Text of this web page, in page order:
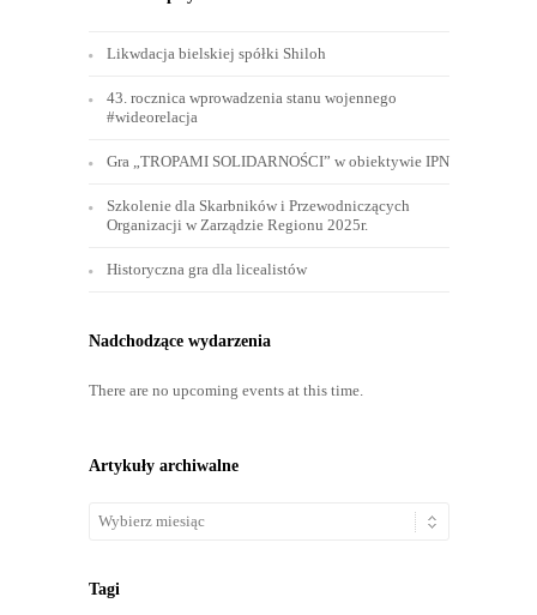
Likwdacja bielskiej spółki Shiloh
43. rocznica wprowadzenia stanu wojennego
#wideorelacja
Gra „TROPAMI SOLIDARNOŚCI” w obiektywie IPN
Szkolenie dla Skarbników i Przewodniczących
Organizacji w Zarządzie Regionu 2025r.
Historyczna gra dla licealistów
Nadchodzące wydarzenia
There are no upcoming events at this time.
Artykuły archiwalne
Artykuły
Tagi